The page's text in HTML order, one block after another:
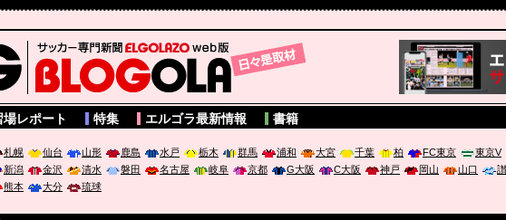
門新聞ELGOLAZO web版 BLOGOLA
レポート 特集 エルゴラ最新情報 書籍
札幌 仙台 山形 鹿島 水戸 栃木 群馬 浦和 大宮 千葉 柏 FC東京 東京V
新潟
金沢 清水 磐田 名古屋 岐阜 京都 G大阪 C大阪 神戸 岡山 山口
熊本
大分 琉球